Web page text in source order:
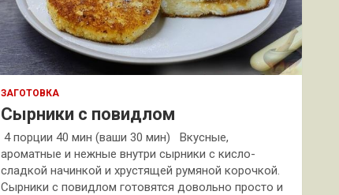
ЗАГОТОВКА
Сырники с повидлом
4 порции 40 мин (ваши 30 мин) Вкусные,
ароматные и нежные внутри сырники с кисло-
сладкой начинкой и хрустящей румяной корочкой.
Сырники с повидлом готовятся довольно просто и